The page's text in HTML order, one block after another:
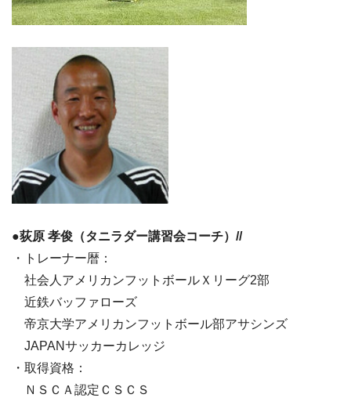
●荻原 孝俊（タニラダー講習会コーチ）//
・トレーナー暦：
社会人アメリカンフットボールＸリーグ2部
近鉄バッファローズ
帝京大学アメリカンフットボール部アサシンズ
JAPANサッカーカレッジ
・取得資格：
ＮＳＣＡ認定ＣＳＣＳ